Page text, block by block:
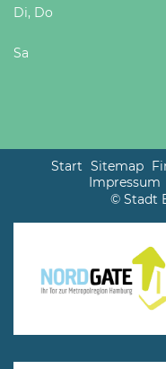
Di, Do
Sa
Start Sitemap
Impressum
© Stadt